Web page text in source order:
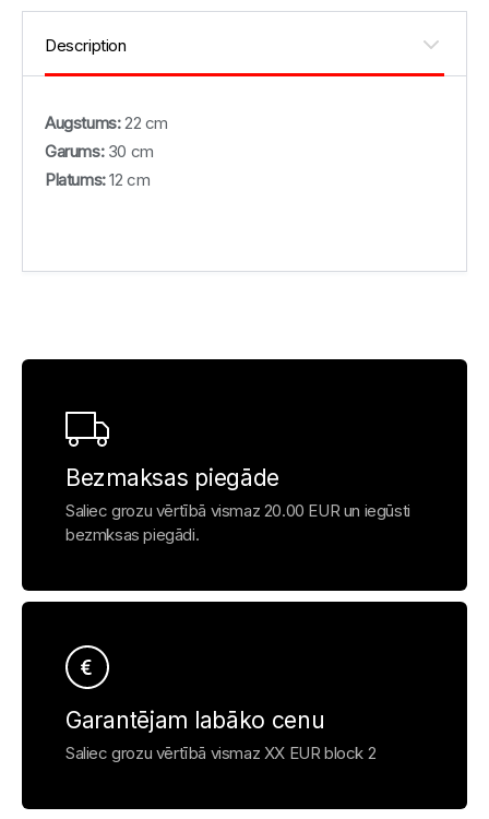
Augstums:22 cm
Garums: 30 cm
Platums:12 cm
Bezmaksas piegāde
Saliec grozu vērtībā vismaz 20.00 EUR un iegūsti
bezmksas piegādi.
Garantējam labāko cenu
Saliec grozu vērtībā vismaz XX EUR block 2